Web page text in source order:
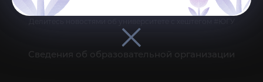
Сведения об образовательной организации